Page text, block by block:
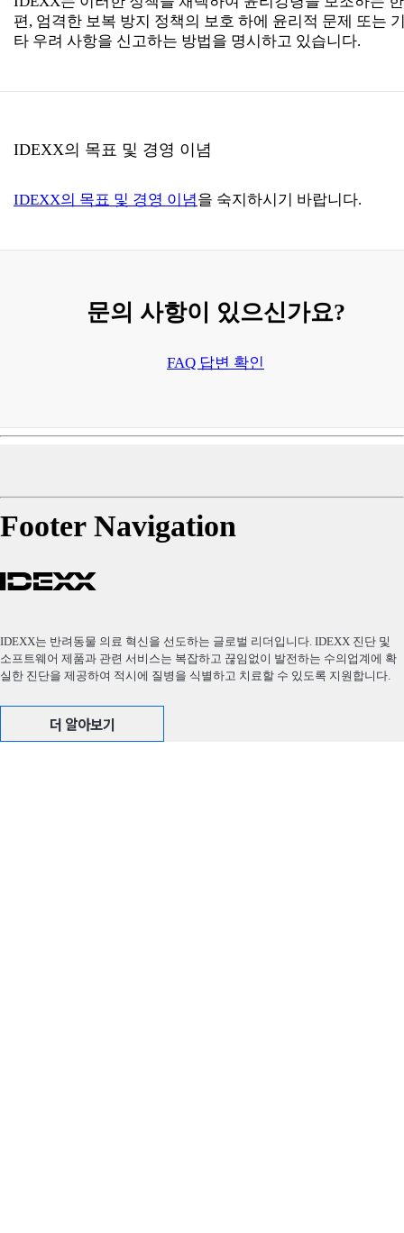
편, 엄격한 보복 방지 정책의 보호 하에 윤리적 문제 또는
타 우려 사항을 신고하는 방법을 명시하고 있습니다.
IDEXX의 목표 및 경영 이념
IDEXX의 목표 및 경영 이념을 숙지하시기 바랍니다.
문의 사항이 있으신가요?
FAQ 답변 확인
Footer Navigation
IDEXX는 반려동물 의료 혁신을 선도하는 글로벌 리더입니다. IDEXX 진단 및
소프트웨어 제품과 관련 서비스는 복잡하고 끊임없이 발전하는 수의업계에 확
실한 진단을 제공하여 적시에 질병을 식별하고 치료할 수 있도록 지원합니다.
더 알아보기